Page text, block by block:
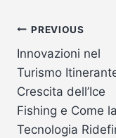
Post
navigation
PREVIOUS
Innovazioni nel
Turismo
Crescita dell’Ice
Fishing e Come la
Tecnologia